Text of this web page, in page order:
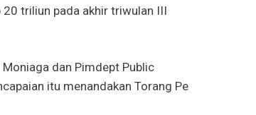
20 triliun pada akhir triwulan III
dan Pimdept Public
itu menandakan Torang Pe